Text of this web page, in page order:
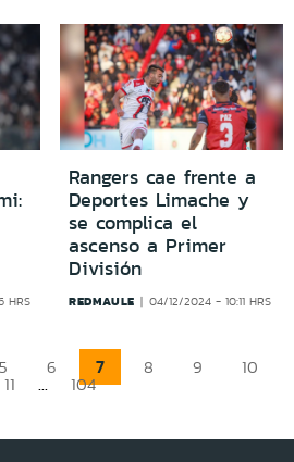
HRS
Rangers cae frente a
Deportes Limache y
se complica el
ascenso a Primer
División
REDMAULE 04/12/2024 - 10:11 HRS
5 6 7 8 9 10
11 ... 104